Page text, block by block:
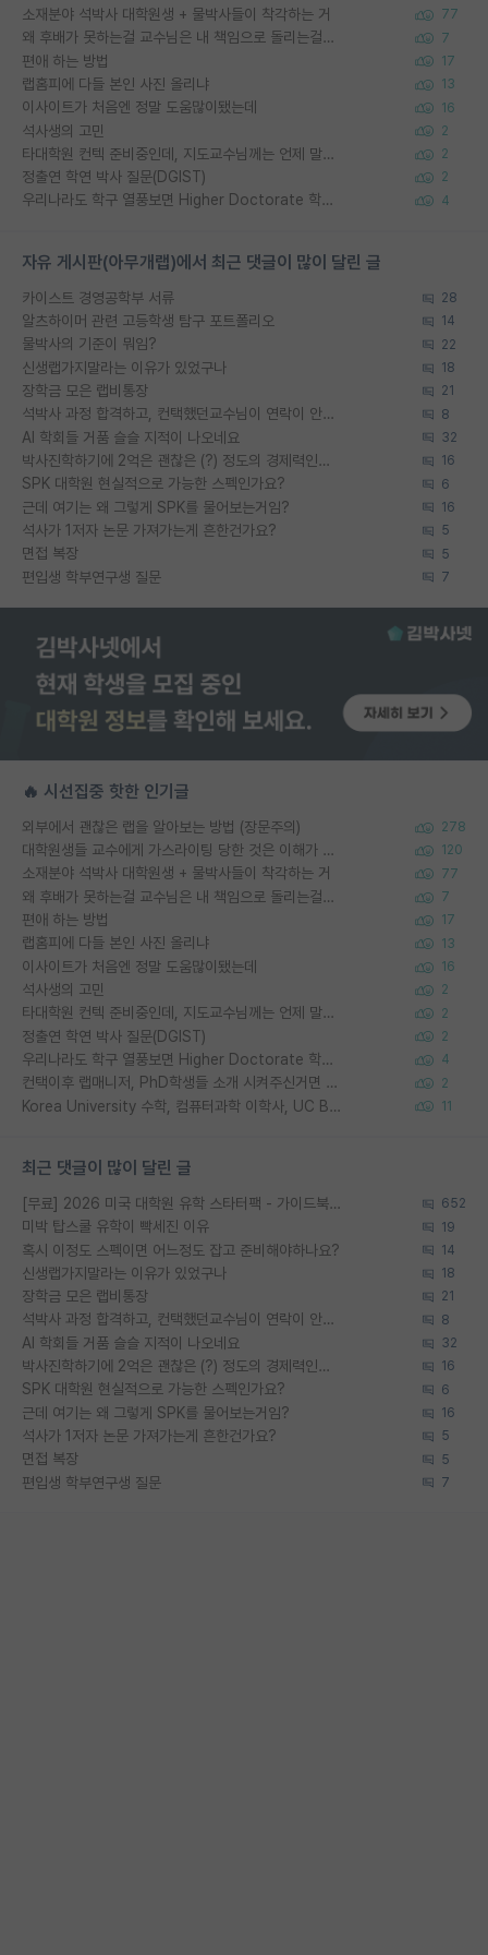
소재분야 석박사 대학원생 + 물박사들이 착각하는 거 77
왜 후배가 못하는걸 교수님은 내 책임으로 돌리는걸까요? 7
편애 하는 방법 17
랩홈피에 다들 본인 사진 올리냐 13
이사이트가 처음엔 정말 도움많이됐는데 16
석사생의 고민 2
타대학원 컨텍 준비중인데, 지도교수님께는 언제 말씀드려야 할까요? 2
정출연 학연 박사 질문(DGIST) 2
우리나라도 학구 열풍보면 Higher Doctorate 학위가 필요하다고 봅니다. 4
자유 게시판(아무개랩)에서 최근 댓글이 많이 달린 글
카이스트 경영공학부 서류 28
알츠하이머 관련 고등학생 탐구 포트폴리오 14
물박사의 기준이 뭐임? 22
신생랩가지말라는 이유가 있었구나 18
장학금 모은 랩비통장 21
석박사 과정 합격하고, 컨택했던교수님이 연락이 안됩니다... 8
AI 학회들 거품 슬슬 지적이 나오네요 32
박사진학하기에 2억은 괜찮은 (?) 정도의 경제력인가요 16
SPK 대학원 현실적으로 가능한 스펙인가요? 6
근데 여기는 왜 그렇게 SPK를 물어보는거임? 16
석사가 1저자 논문 가져가는게 흔한건가요? 5
면접 복장 5
편입생 학부연구생 질문 7
🔥 시선집중 핫한 인기글
외부에서 괜찮은 랩을 알아보는 방법 (장문주의) 278
대학원생들 교수에게 가스라이팅 당한 것은 이해가 갑니다. 안타깝네요. 120
소재분야 석박사 대학원생 + 물박사들이 착각하는 거 77
왜 후배가 못하는걸 교수님은 내 책임으로 돌리는걸까요? 7
편애 하는 방법 17
랩홈피에 다들 본인 사진 올리냐 13
이사이트가 처음엔 정말 도움많이됐는데 16
석사생의 고민 2
타대학원 컨텍 준비중인데, 지도교수님께는 언제 말씀드려야 할까요? 2
정출연 학연 박사 질문(DGIST) 2
우리나라도 학구 열풍보면 Higher Doctorate 학위가 필요하다고 봅니다. 4
컨택이후 랩매니저, PhD학생들 소개 시켜주신거면 거의 컨펌에 가깝나요? 2
Korea University 수학, 컴퓨터과학 이학사, UC Berkeley 산업공학 대학원 공학박사가 되는 것은 쉽지 않겠죠? 11
최근 댓글이 많이 달린 글
[무료] 2026 미국 대학원 유학 스타터팩 - 가이드북 & 합격자 컨택메일 템플릿 652
미박 탑스쿨 유학이 빡세진 이유 19
혹시 이정도 스펙이면 어느정도 잡고 준비해야하나요? 14
신생랩가지말라는 이유가 있었구나 18
장학금 모은 랩비통장 21
석박사 과정 합격하고, 컨택했던교수님이 연락이 안됩니다... 8
AI 학회들 거품 슬슬 지적이 나오네요 32
박사진학하기에 2억은 괜찮은 (?) 정도의 경제력인가요 16
SPK 대학원 현실적으로 가능한 스펙인가요? 6
근데 여기는 왜 그렇게 SPK를 물어보는거임? 16
석사가 1저자 논문 가져가는게 흔한건가요? 5
면접 복장 5
편입생 학부연구생 질문 7